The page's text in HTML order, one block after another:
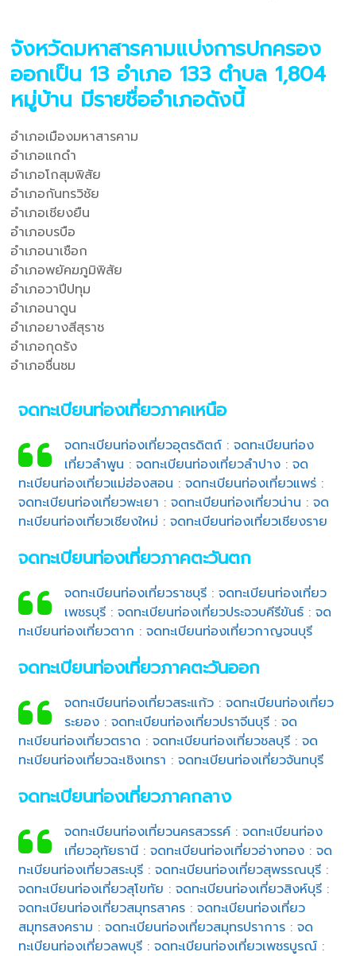
จังหวัดมหาสารคามแบ่งการปกครอง
ออกเป็น 13 อำเภอ 133 ตำบล 1,804
หมู่บ้าน มีรายชื่ออำเภอดังนี้
อำเภอเมืองมหาสารคาม
อำเภอแกดำ
อำเภอโกสุมพิสัย
อำเภอกันทรวิชัย
อำเภอเชียงยืน
อำเภอบรบือ
อำเภอนาเชือก
อำเภอพยัคฆภูมิพิสัย
อำเภอวาปีปทุม
อำเภอนาดูน
อำเภอยางสีสุราช
อำเภอกุดรัง
อำเภอชื่นชม
จดทะเบียนท่องเที่ยวภาคเหนือ
จดทะเบียนท่องเที่ยวอุตรดิตถ์: จดทะเบียนท่อง
เที่ยวลำพูน : จดทะเบียนท่องเที่ยวลำปาง: จด
ทะเบียนท่องเที่ยวแม่ฮ่องสอน :จดทะเบียนท่องเที่ยวแพร่ :
จดทะเบียนท่องเที่ยวพะเยา :จดทะเบียนท่องเที่ยวน่าน :จด
ทะเบียนท่องเที่ยวเชียงใหม่ :จดทะเบียนท่องเที่ยวเชียงราย
จดทะเบียนท่องเที่ยวภาคตะวันตก
จดทะเบียนท่องเที่ยวราชบุรี: จดทะเบียนท่องเที่ยว
เพชรบุรี: จดทะเบียนท่องเที่ยวประจวบคีรีขันธ์: จด
ทะเบียนท่องเที่ยวตาก :จดทะเบียนท่องเที่ยวกาญจนบุรี
จดทะเบียนท่องเที่ยวภาคตะวันออก
จดทะเบียนท่องเที่ยวสระแก้ว: จดทะเบียนท่องเที่ยว
ระยอง: จดทะเบียนท่องเที่ยวปราจีนบุรี: จด
ทะเบียนท่องเที่ยวตราด :จดทะเบียนท่องเที่ยวชลบุรี :จด
ทะเบียนท่องเที่ยวฉะเชิงเทรา :จดทะเบียนท่องเที่ยวจันทบุรี
จดทะเบียนท่องเที่ยวภาคกลาง
จดทะเบียนท่องเที่ยวนครสวรรค์: จดทะเบียนท่อง
เที่ยวอุทัยธานี: จดทะเบียนท่องเที่ยวอ่างทอง: จด
ทะเบียนท่องเที่ยวสระบุรี :จดทะเบียนท่องเที่ยวสุพรรณบุรี :
จดทะเบียนท่องเที่ยวสุโขทัย :จดทะเบียนท่องเที่ยวสิงห์บุรี :
จดทะเบียนท่องเที่ยวสมุทรสาคร :จดทะเบียนท่องเที่ยว
สมุทรสงคราม :จดทะเบียนท่องเที่ยวสมุทรปราการ :จด
ทะเบียนท่องเที่ยวลพบุรี :จดทะเบียนท่องเที่ยวเพชรบูรณ์ :